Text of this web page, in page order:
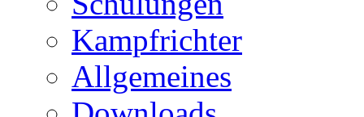
Kampfrichter
Allgemeines